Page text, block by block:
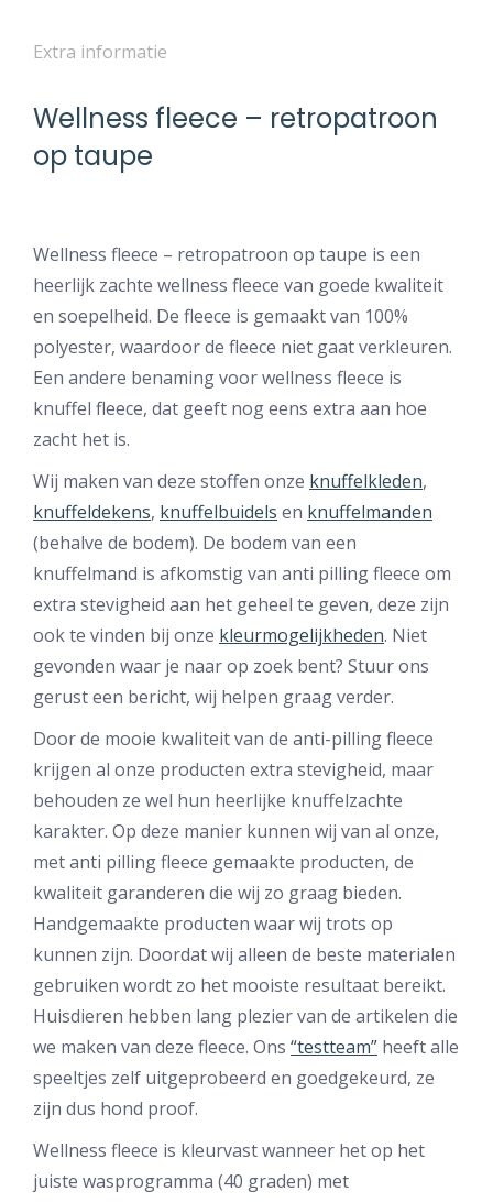
Extra informatie
Wellness fleece – retropatroon
op taupe
Wellness fleece – retropatroon op taupe is een
heerlijk zachte wellness fleece van goede kwaliteit
en soepelheid. De fleece is gemaakt van 100%
polyester, waardoor de fleece niet gaat verkleuren.
Een andere benaming voor wellness fleece is
knuffel fleece, dat geeft nog eens extra aan hoe
zacht het is.
Wij maken van deze stoffen onze knuffelkleden,
knuffeldekens, knuffelbuidels en knuffelmanden
(behalve de bodem). De bodem van een
knuffelmand is afkomstig van anti pilling fleece om
extra stevigheid aan het geheel te geven, deze zijn
ook te vinden bij onze kleurmogelijkheden. Niet
gevonden waar je naar op zoek bent? Stuur ons
gerust een bericht, wij helpen graag verder.
Door de mooie kwaliteit van de anti-pilling fleece
krijgen al onze producten extra stevigheid, maar
behouden ze wel hun heerlijke knuffelzachte
karakter. Op deze manier kunnen wij van al onze,
met anti pilling fleece gemaakte producten, de
kwaliteit garanderen die wij zo graag bieden.
Handgemaakte producten waar wij trots op
kunnen zijn. Doordat wij alleen de beste materialen
gebruiken wordt zo het mooiste resultaat bereikt.
Huisdieren hebben lang plezier van de artikelen die
we maken van deze fleece. Ons “testteam” heeft alle
speeltjes zelf uitgeprobeerd en goedgekeurd, ze
zijn dus hond proof.
Wellness fleece is kleurvast wanneer het op het
juiste wasprogramma (40 graden) met